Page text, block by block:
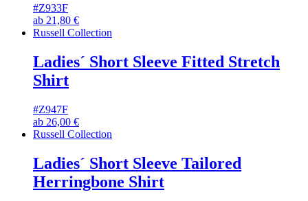
#Z933F
ab 21,80 €
Russell Collection
Ladies´ Short Sleeve Fitted Stretch
Shirt
#Z947F
ab 26,00 €
Russell Collection
Ladies´ Short Sleeve Tailored
Herringbone Shirt